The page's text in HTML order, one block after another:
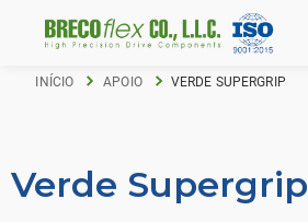
INÍCIO APOIO VERDE SUPERGRIP
Verde Supergrip